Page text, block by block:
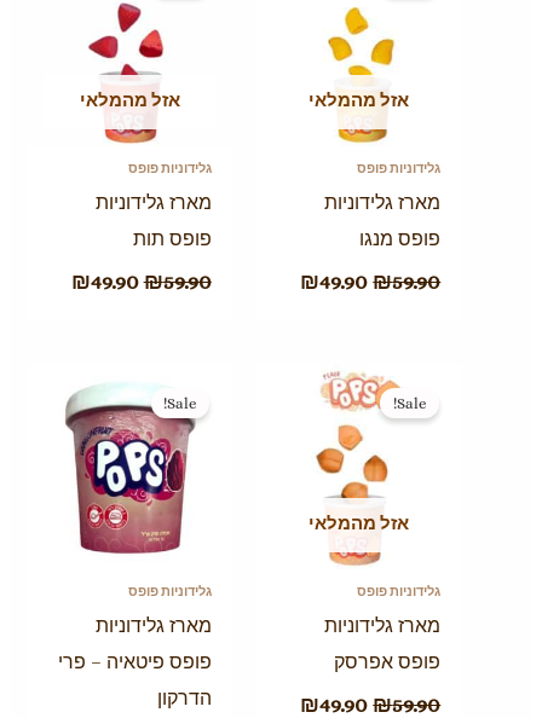
אזל מהמלאי
גלידוניות פופס
מארז גלידוניות
פופס מנגו
₪59.90
היה:
₪59.90.
₪49.90
אזל מהמלאי
גלידוניות פופס
מארז גלידוניות
פופס תות
₪59.90
היה:
₪59.90.
₪49.90
אזל מהמלאי
Sale!
גלידוניות פופס
מארז גלידוניות
פופס אפרסק
₪59.90
המחיר
המקורי
היה:
₪59.90.
₪49.90
Sale!
גלידוניות פופס
מארז גלידוניות
פופס פיטאיה – פרי
הדרקון
המחיר
המקורי
היה:
₪59.90.
הנוכחי
הוא: